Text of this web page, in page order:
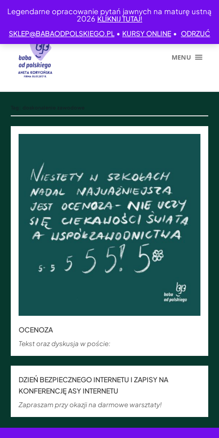
Legendarne opracowanie pytań jawnych na maturę ustną
2026 KLIKNIJ TUTAJ!
SKLEP@BABAODPOLSKIEGO.PL • KURSY ONLINE • ODRZUĆ
MENU
OCENOZA
Tekst oraz dyskusja w poście:
DZIEŃ BEZPIECZNEGO INTERNETU I ZAPISY NA
KONFERENCJĘ ASY INTERNETU
Zapraszam przy okazji na darmowe warsztaty!